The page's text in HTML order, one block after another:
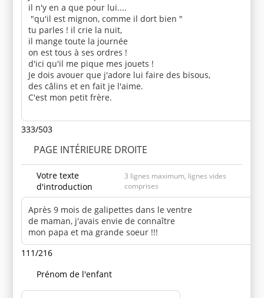
333/503
PAGE INTÉRIEURE DROITE
Votre texte
d'introduction
3 lignes maximum, lignes vides
comprises
111/216
Prénom de l'enfant